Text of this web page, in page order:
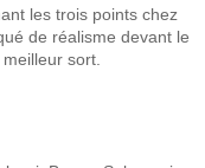
les trois points chez
de réalisme devant le
sort.